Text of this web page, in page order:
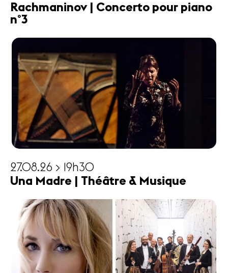
Rachmaninov | Concerto pour piano
n°3
27.08.26 > 19h30
Una Madre | Théâtre & Musique